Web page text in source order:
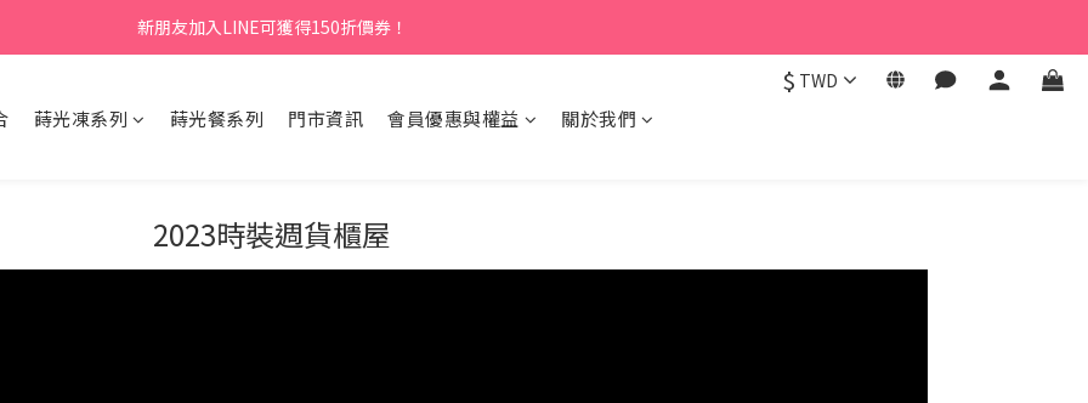
新朋友加入LINE可獲得150折價券！
$ TWD
蒔光凍系列 蒔光餐系列 門市資訊 會員優惠與權益 關於我們
2023時裝週貨櫃屋